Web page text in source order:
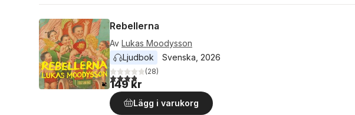
Rebellerna
Av Lukas Moodysson
Ljudbok
Svenska 2026
3,8utav 5 stjärnor. Totalt antal röster:
(28)
149 kr
Lägg i varukorg